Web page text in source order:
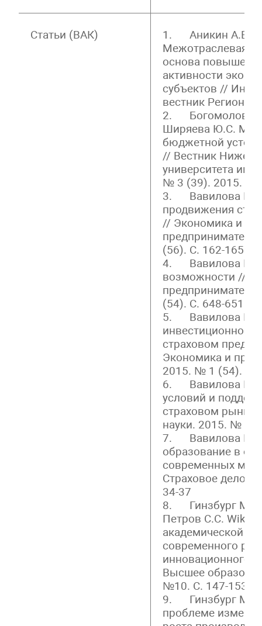
Статьи (ВАК)
1. Аникин А.В.,
Межотраслевая
основа
активности
субъектов //
вестник Регион.
2. Богомолов
Ширяева Ю.С.
бюджетной
// Вестник
университета им.
№ 3 (39). 2015. С.
3. Вавилова
продвижения
// Экономика и
(56). С. 162-165
4. Вавилова
возможности //
(54). С. 648-651
5. Вавилова И.А.
инвестиционной
страховом
Экономика и
2015. № 1 (54). С.
6. Вавилова И.А.
условий и
страховом рынке
науки. 2015. №
7. Вавилова И.А.
образование в
современных
Страховое дело.
34-37
8. Гинзбург
Петров С.С. Wiki-
академической
современного
инновационного
Высшее
№10. С. 147-153
9. Гинзбург
проблеме